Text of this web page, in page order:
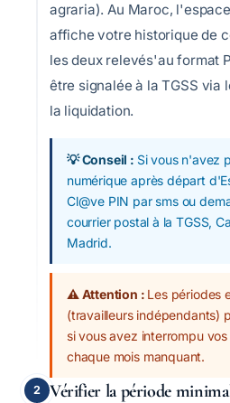
agraria). Au Maroc,
affiche votre historique de
les deux relevés'au format
être signalée à la TGSS via
la liquidation.
💡 Conseil : Si vous n'avez
numérique après départ
Cl@ve PIN par sms ou
courrier postal à la TGSS,
Madrid.
⚠️ Attention : Les périodes
(travailleurs indépendants)
si vous avez interrompu
chaque mois manquant.
2
Vérifier la période